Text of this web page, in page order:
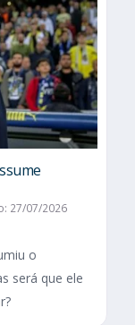
27/07/2026
o
será que ele